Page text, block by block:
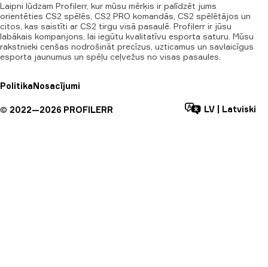
Laipni lūdzam Profilerr, kur mūsu mērķis ir palīdzēt jums
orientēties CS2 spēlēs, CS2 PRO komandās, CS2 spēlētājos un
citos, kas saistīti ar CS2 tirgu visā pasaulē. Profilerr ir jūsu
labākais kompanjons, lai iegūtu kvalitatīvu esporta saturu. Mūsu
rakstnieki cenšas nodrošināt precīzus, uzticamus un savlaicīgus
esporta jaunumus un spēļu ceļvežus no visas pasaules.
PolitikaNosacījumi
© 2022—2026 PROFILERR LV Latviski